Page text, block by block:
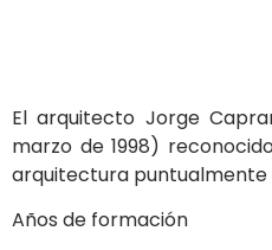
El arquitecto Jorge
marzo de 1998)
arquitectura puntualmente
Años de formación